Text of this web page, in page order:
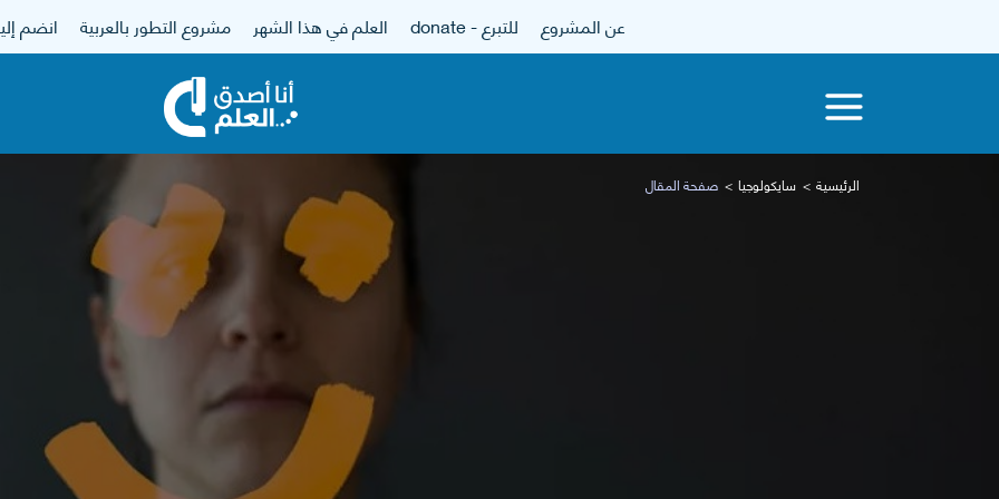
عن المشروع للتبرع - donate العلم في هذا الشهر مشروع التطور بالعربية انضم
الرئيسية سايكولوجيا صفحة المقال